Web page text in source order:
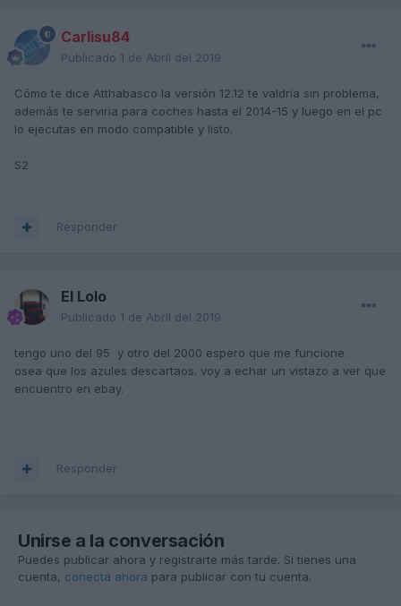
Carlisu84
Publicado 1 de Abril del 2019
Cómo te dice Atthabasco la versión 12.12 te valdría sin problema,
además te serviria para coches hasta el 2014-15 y luego en el pc
lo ejecutas en modo compatible y listo.
S2
Responder
El Lolo
Publicado 1 de Abril del 2019
tengo uno del 95 y otro del 2000 espero que me funcione.
osea que los azules descartaos. voy a echar un vistazo a ver que
encuentro en ebay.
Responder
Unirse a la conversación
Puedes publicar ahora y registrarte más tarde. Si tienes una
cuenta, conecta ahora para publicar con tu cuenta.